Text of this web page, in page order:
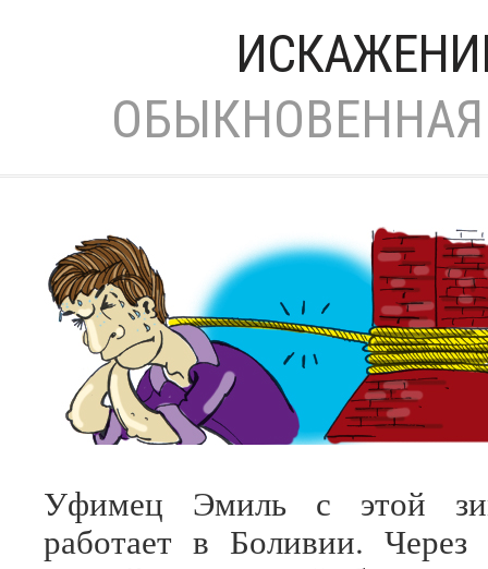
Уфимец Эмиль с этой
работает в Боливии. Через